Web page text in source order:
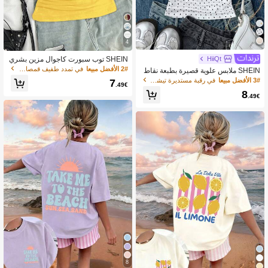
HiiQt
SHEIN ملابس علوية قصيرة بطبعة نقاط
مبعثرة مكشكشة الخصر، قطنية بيضاء ب
تصميم بسيط مناسبة للفتيات المراهقات
للربيع والصيف، كاجوال وأنيقة
3# الأفضل مبيعا
8.49€
4
SHEIN توب سبورت كاجوال مزين بشري
ط تباين بشعار "البرازيل"، قطع عليا ملائم
ة مع ظهر السباق للتين
2# الأفضل مبيعا
7 .49€
8